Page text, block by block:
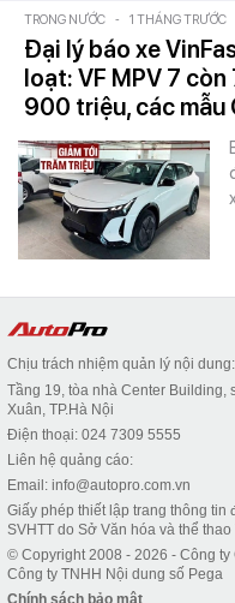
TRONG NƯỚC - 1 THÁNG TRƯỚC
Đại lý báo xe
loạt: VF MPV 7
900 triệu, các mẫu
Chịu trách nhiệm quản lý nội
Tầng 19, tòa nhà Center
Xuân, TP.Hà Nội
Điện thoại: 024 7309 5555
Liên hệ quảng cáo:
Email: info@autopro.com.vn
Giấy phép thiết lập trang thông tin
SVHTT do Sở Văn hóa và thể
© Copyright 2008 - 2026 - Công ty
Công ty TNHH Nội dung số Pega
Chính sách bảo mật